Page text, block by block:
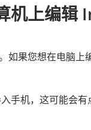
机上编
如果您想在电脑
手机，这可能会有